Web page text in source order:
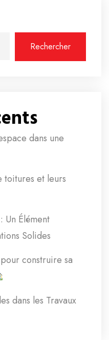
Rechercher
dans une
toitures et leurs
Un Élément
Solides
construire sa
dans les Travaux